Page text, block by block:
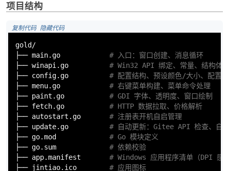
项目结构
复制代码 隐藏代码
gold/
├── main.go # 入口：窗口创建、消息循环
├── winapi.go # Win32 API 绑定、常量、结构体
├── config.go # 配置结构、预设颜色/大小、配置
├── menu.go # 右键菜单构建、菜单命令处理
├── paint.go # GDI 字体、透明度、窗口绘制
├── fetch.go # HTTP 数据拉取、价格解析
├── autostart.go # 注册表开机自启管理
├── update.go # 自动更新：Gitee API 检查、自
├── go.mod # Go 模块定义
├── go. sum
# 依赖校验
├── app.manifest # Windows 应用程序清单（DPI 感
├── jintiao.ico # 应用图标